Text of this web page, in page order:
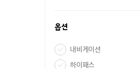
옵션
내비게이션
하이패스